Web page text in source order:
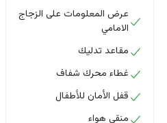
عرض المعلومات على الزجاج
الامامي
مقاعد تدليك
غطاء محرك شفاف
قفل الأمان للأطفال
منقي هواء